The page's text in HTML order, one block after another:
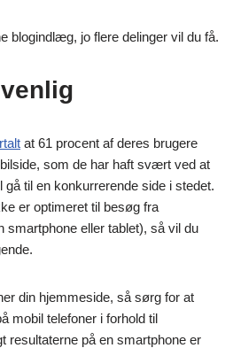
blogindlæg, jo flere delinger vil du få.
at 61 procent af deres brugere
som de har haft svært ved at
gå til en konkurrerende side i stedet.
er optimeret til besøg fra
smartphone eller tablet), så vil du
din hjemmeside, så sørg for at
mobil telefoner i forhold til
resultaterne på en smartphone er